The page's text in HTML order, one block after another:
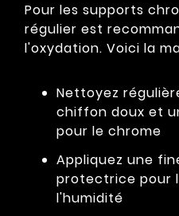
Pour les supports
régulier est
l'oxydation. Voici la
Nettoyez
chiffon doux et
pour le chrome
Appliquez une
protectrice pour
l'humidité